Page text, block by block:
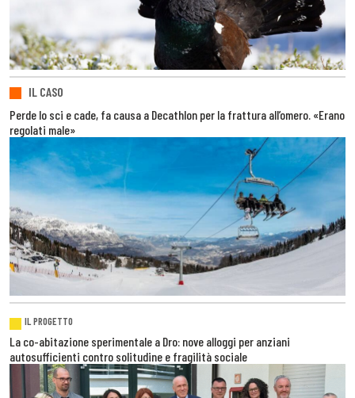
IL CASO
Perde lo sci e cade, fa causa a Decathlon per la frattura all’omero. «Erano
regolati male»
IL PROGETTO
La co-abitazione sperimentale a Dro: nove alloggi per anziani
autosufficienti contro solitudine e fragilità sociale